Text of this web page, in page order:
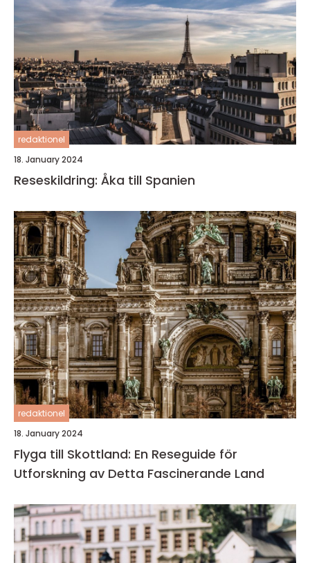
redaktionel
18. January 2024
Reseskildring: Åka till Spanien
redaktionel
18. January 2024
Flyga till Skottland: En Reseguide för
Utforskning av Detta Fascinerande Land